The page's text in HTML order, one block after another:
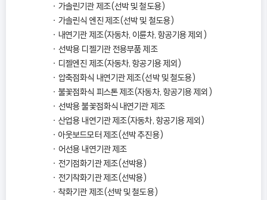
가솔린기관 제조(선박 및 철도용)
가솔린식 엔진 제조(선박 및 철도용)
내연기관 제조(자동차, 이륜차, 항공기용 제외)
선박용 디젤기관 전용부품 제조
디젤엔진 제조(자동차, 항공기용 제외)
압축점화식 내연기관 제조(선박 및 철도용)
불꽃점화식 피스톤 제조(자동차, 항공기용 제외)
선박용 불꽃점화식 내연기관 제조
산업용 내연기관 제조(자동차, 항공기용 제외)
아웃보드모터 제조(선박 추진용)
어선용 내연기관 제조
전기점화기관 제조(선박용)
전기착화기관 제조(선박용)
착화기관 제조(선박 및 철도용)